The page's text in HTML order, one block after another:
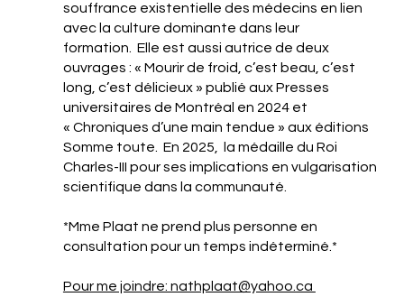
souffrance existentielle des médecins en lien
avec la culture dominante dans leur
formation. Elle est aussi autrice de deux
ouvrages : « Mourir de froid, c’est beau, c’est
long, c’est délicieux » publié aux Presses
universitaires de Montréal en 2024 et
« Chroniques d’une main tendue » aux éditions
Somme toute. En 2025, la médaille du Roi
Charles-III pour ses implications en vulgarisation
scientifique dans la communauté.
*Mme Plaat ne prend plus personne en
consultation pour un temps indéterminé.*
Pour me joindre: nathplaat@yahoo.ca